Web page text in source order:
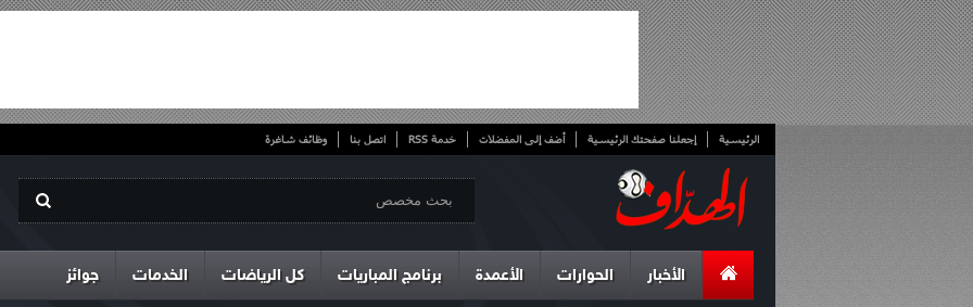
الرئيسية إجعلنا صفحتك الرئيسية أضف إلى المفضلات خدمة RSS اتصل بنا وظائف شاغرة
الأخبار الحوارات الأعمدة برنامج المباريات كل الرياضات الخدمات جوائز